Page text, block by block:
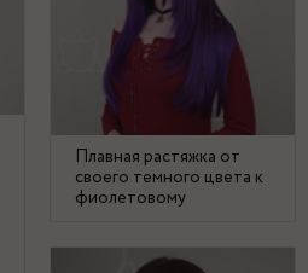
Плавная растяжка от
своего темного цвета к
фиолетовому